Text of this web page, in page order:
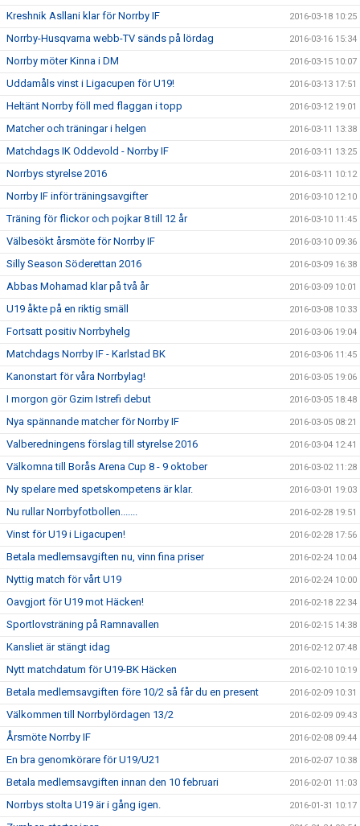
Kreshnik Asllani klar för Norrby IF 2016-03-18 10:25
Norrby-Husqvarna webb-TV sänds på lördag 2016-03-16 15:34
Norrby möter Kinna i DM 2016-03-15 10:07
Uddamåls vinst i Ligacupen för U19! 2016-03-13 17:51
Heltänt Norrby föll med flaggan i topp 2016-03-12 19:01
Matcher och träningar i helgen 2016-03-11 13:38
Matchdags IK Oddevold - Norrby IF 2016-03-11 13:25
Norrbys styrelse 2016 2016-03-11 10:12
Norrby IF inför träningsavgifter 2016-03-10 12:10
Träning för flickor och pojkar 8 till 12 år 2016-03-10 11:45
Välbesökt årsmöte för Norrby IF 2016-03-10 09:36
Silly Season Söderettan 2016 2016-03-09 16:38
Abbas Mohamad klar på två år 2016-03-09 10:01
U19 åkte på en riktig smäll 2016-03-08 10:33
Fortsatt positiv Norrbyhelg 2016-03-06 19:04
Matchdags Norrby IF - Karlstad BK 2016-03-06 11:45
Kanonstart för våra Norrbylag! 2016-03-05 19:06
I morgon gör Gzim Istrefi debut 2016-03-05 18:48
Nya spännande matcher för Norrby IF 2016-03-05 08:21
Valberedningens förslag till styrelse 2016 2016-03-04 12:41
Välkomna till Borås Arena Cup 8 - 9 oktober 2016-03-02 11:28
Ny spelare med spetskompetens är klar. 2016-03-01 19:03
Nu rullar Norrbyfotbollen....... 2016-02-28 19:51
Vinst för U19 i Ligacupen! 2016-02-28 17:56
Betala medlemsavgiften nu, vinn fina priser 2016-02-24 10:04
Nyttig match för vårt U19 2016-02-24 10:00
Oavgjort för U19 mot Häcken! 2016-02-18 22:34
Sportlovsträning på Ramnavallen 2016-02-15 14:38
Kansliet är stängt idag 2016-02-12 07:48
Nytt matchdatum för U19-BK Häcken 2016-02-10 10:19
Betala medlemsavgiften före 10/2 så får du en present 2016-02-09 10:31
Välkommen till Norrbylördagen 13/2 2016-02-09 09:43
Årsmöte Norrby IF 2016-02-08 09:44
En bra genomkörare för U19/U21 2016-02-07 10:38
Betala medlemsavgiften innan den 10 februari 2016-02-01 11:03
Norrbys stolta U19 är i gång igen. 2016-01-31 10:17